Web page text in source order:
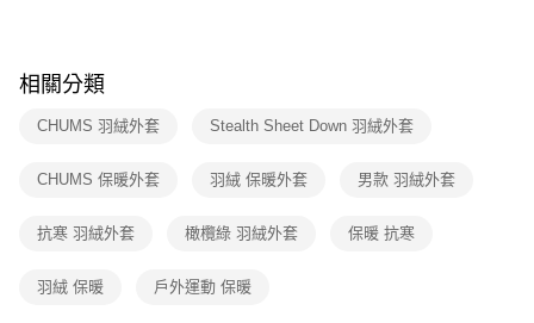
※ 交易是否成功請以「AFTEE先享後付 」之結帳頁面顯示為準，若有關於
是否繳費成功／繳費後需取消欲退款等相關疑問，請聯繫「AFTEE先享後付
客戶支援中心」https://netprotections.freshdesk.com/support/home
１．透過由恩沛科技股份有限公司提供之「AFTEE先享後付」服務完成之交
權轉讓予恩沛科技股份有限公司。
３．未成年的使用者請事先徵得法定代理人或監護人之同意方可使用
相關分類
CHUMS 羽絨外套 Stealth Sheet Down 羽絨外套
CHUMS 保暖外套 羽絨 保暖外套 男款 羽絨外套
抗寒 羽絨外套 橄欖綠 羽絨外套 保暖 抗寒
羽絨 保暖 戶外運動 保暖